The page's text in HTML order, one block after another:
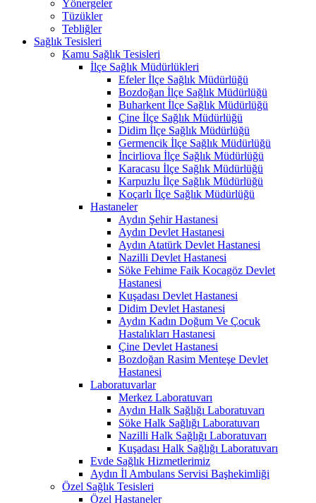
Yönergeler
Tüzükler
Tebliğler
Sağlık Tesisleri
Kamu Sağlık Tesisleri
İlçe Sağlık Müdürlükleri
Efeler İlçe Sağlık Müdürlüğü
Bozdoğan İlçe Sağlık Müdürlüğü
Buharkent İlçe Sağlık Müdürlüğü
Çine İlçe Sağlık Müdürlüğü
Didim İlçe Sağlık Müdürlüğü
Germencik İlçe Sağlık Müdürlüğü
İncirliova İlçe Sağlık Müdürlüğü
Karacasu İlçe Sağlık Müdürlüğü
Karpuzlu İlçe Sağlık Müdürlüğü
Koçarlı İlçe Sağlık Müdürlüğü
Hastaneler
Aydın Şehir Hastanesi
Aydın Devlet Hastanesi
Aydın Atatürk Devlet Hastanesi
Nazilli Devlet Hastanesi
Söke Fehime Faik Kocagöz Devlet
Hastanesi
Kuşadası Devlet Hastanesi
Didim Devlet Hastanesi
Aydın Kadın Doğum Ve Çocuk
Hastalıkları Hastanesi
Çine Devlet Hastanesi
Bozdoğan Rasim Menteşe Devlet
Hastanesi
Laboratuvarlar
Merkez Laboratuvarı
Aydın Halk Sağlığı Laboratuvarı
Söke Halk Sağlığı Laboratuvarı
Nazilli Halk Sağlığı Laboratuvarı
Kuşadası Halk Sağlığı Laboratuvarı
Evde Sağlık Hizmetlerimiz
Aydın İl Ambulans Servisi Başhekimliği
Özel Sağlık Tesisleri
Özel Hastaneler